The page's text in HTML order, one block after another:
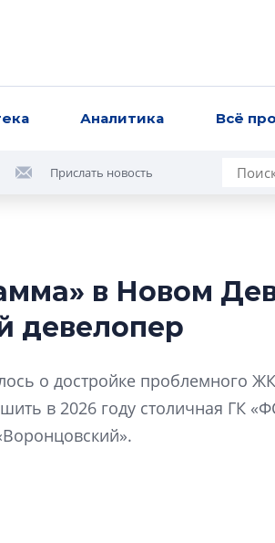
Аналитика Всё
Прислать новость
в Новом
девелопер
о достройке проблемного
в 2026 году столичная ГК